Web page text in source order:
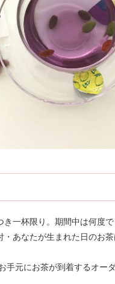
一杯限り。期間中は何度
あなたが生まれた日のお
手元にお茶が到着するオー